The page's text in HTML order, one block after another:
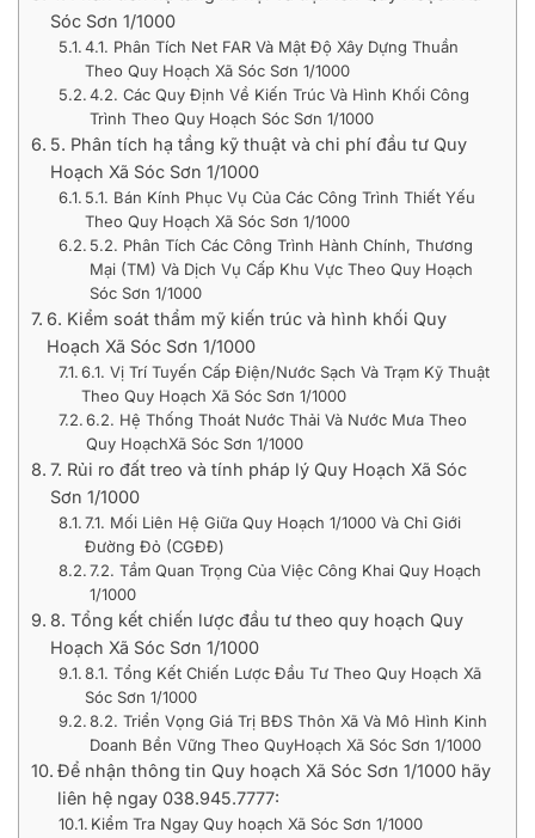
Sóc Sơn 1/1000
4.1. Phân Tích Net FAR Và Mật Độ Xây Dựng Thuần
Theo Quy Hoạch Xã Sóc Sơn 1/1000
4.2. Các Quy Định Về Kiến Trúc Và Hình Khối Công
Trình Theo Quy Hoạch Sóc Sơn 1/1000
5. Phân tích hạ tầng kỹ thuật và chi phí đầu tư Quy
Hoạch Xã Sóc Sơn 1/1000
5.1. Bán Kính Phục Vụ Của Các Công Trình Thiết Yếu
Theo Quy Hoạch Xã Sóc Sơn 1/1000
5.2. Phân Tích Các Công Trình Hành Chính, Thương
Mại (TM) Và Dịch Vụ Cấp Khu Vực Theo Quy Hoạch
Sóc Sơn 1/1000
6. Kiểm soát thẩm mỹ kiến trúc và hình khối Quy
Hoạch Xã Sóc Sơn 1/1000
6.1. Vị Trí Tuyến Cấp Điện/Nước Sạch Và Trạm Kỹ Thuật
Theo Quy Hoạch Xã Sóc Sơn 1/1000
6.2. Hệ Thống Thoát Nước Thải Và Nước Mưa Theo
Quy HoạchXã Sóc Sơn 1/1000
7. Rủi ro đất treo và tính pháp lý Quy Hoạch Xã Sóc
Sơn 1/1000
7.1. Mối Liên Hệ Giữa Quy Hoạch 1/1000 Và Chỉ Giới
Đường Đỏ (CGĐĐ)
7.2. Tầm Quan Trọng Của Việc Công Khai Quy Hoạch
1/1000
8. Tổng kết chiến lược đầu tư theo quy hoạch Quy
Hoạch Xã Sóc Sơn 1/1000
8.1. Tổng Kết Chiến Lược Đầu Tư Theo Quy Hoạch Xã
Sóc Sơn 1/1000
8.2. Triển Vọng Giá Trị BĐS Thôn Xã Và Mô Hình Kinh
Doanh Bền Vững Theo QuyHoạch Xã Sóc Sơn 1/1000
Để nhận thông tin Quy hoạch Xã Sóc Sơn 1/1000 hãy
liên hệ ngay 038.945.7777:
Kiểm Tra Ngay Quy hoạch Xã Sóc Sơn 1/1000